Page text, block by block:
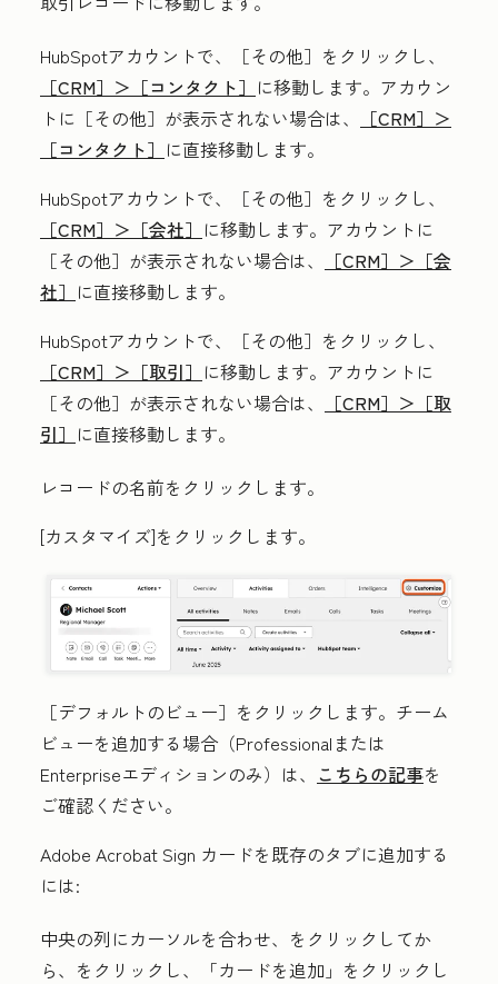
HubSpotアカウントで、
［その他］をクリックし、
［CRM］＞ ［コンタクト］ に移動します。アカウン
トに ［その他］が表示されない場合は、
［CRM］＞
［コンタクト］ に直接移動します。
HubSpotアカウントで、
［その他］をクリックし、
［CRM］＞ ［会社］ に移動します。アカウントに
［その他］が表示されない場合は、
［CRM］＞ ［会
社］ に直接移動します。
HubSpotアカウントで、
［その他］をクリックし、
［CRM］＞ ［取引］ に移動します。アカウントに
［その他］が表示されない場合は、
［CRM］＞ ［取
引］ に直接移動します。
レコードの名前をクリックします。
[カスタマイズ]をクリックします。
［デフォルトのビュー］をクリックします。チーム
ビューを追加する場合（Professionalまたは
Enterpriseエディションのみ）は、
こちらの記事を
ご確認ください。
Adobe Acrobat Sign カードを既存のタブに追加する
には:
中央の列にカーソルを合わせ、 をクリックしてか
ら、 をクリックし、「カードを追加」 をクリックし